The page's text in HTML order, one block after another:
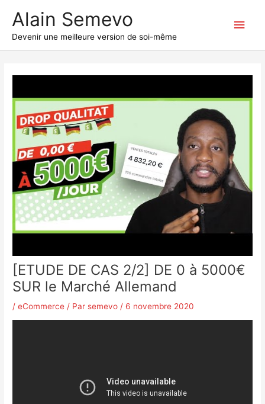
contenu
Alain Semevo
Devenir une meilleure version de soi-même
[ETUDE DE CAS 2/2] DE 0 à 5000€
SUR le Marché Allemand
/eCommerce / Parsemevo / 6 novembre 2020